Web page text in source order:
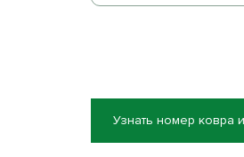
Узнать номер ковра